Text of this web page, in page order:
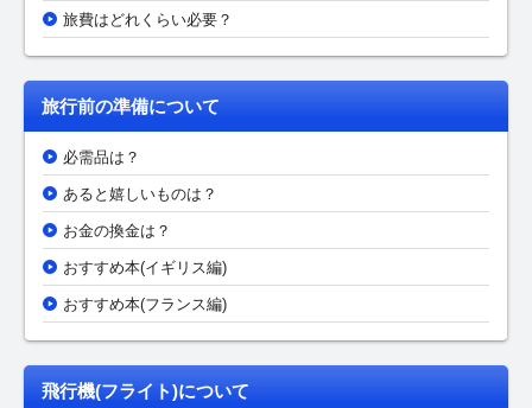
旅費はどれくらい必要？
旅行前の準備について
必需品は？
あると嬉しいものは？
お金の換金は？
おすすめ本(イギリス編)
おすすめ本(フランス編)
飛行機(フライト)について